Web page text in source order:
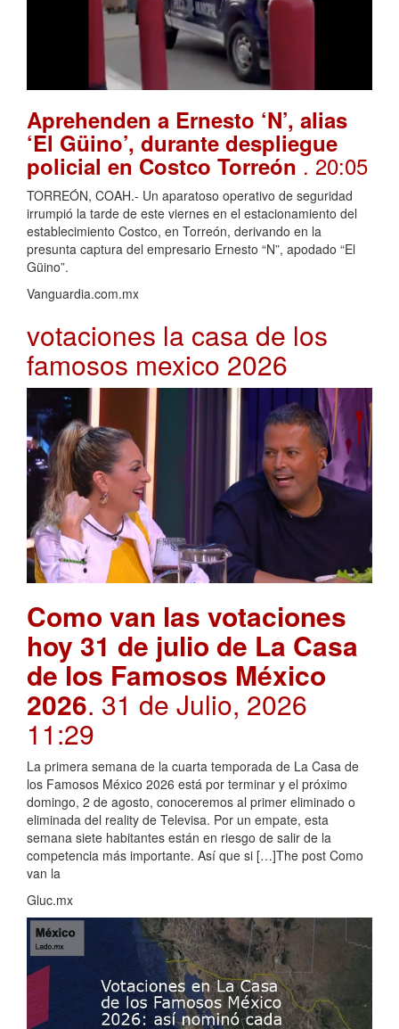
Aprehenden a Ernesto ‘N’, alias
‘El Güino’, durante despliegue
policial en Costco Torreón. 20:05
TORREÓN, COAH.- Un aparatoso operativo de seguridad
irrumpió la tarde de este viernes en el estacionamiento del
establecimiento Costco, en Torreón, derivando en la
presunta captura del empresario Ernesto “N”, apodado “El
Güino”.
Vanguardia.com.mx
votaciones la casa de los
famosos mexico 2026
Como van las votaciones
hoy 31 de julio de La Casa
de los Famosos México
2026. 31 de Julio, 2026
11:29
La primera semana de la cuarta temporada de La Casa de
los Famosos México 2026 está por terminar y el próximo
domingo, 2 de agosto, conoceremos al primer eliminado o
eliminada del reality de Televisa. Por un empate, esta
semana siete habitantes están en riesgo de salir de la
competencia más importante. Así que si […]The post Como
van la
Gluc.mx